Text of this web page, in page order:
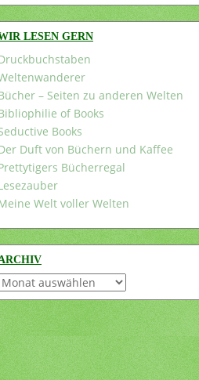
LESEN GERN
– Seiten zu anderen Welten
of Books
Books
Duft von Büchern und Kaffee
Bücherregal
Welt voller Welten